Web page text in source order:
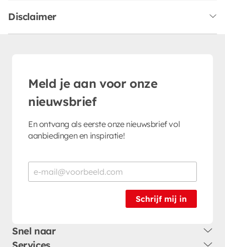
Disclaimer
Meld je aan voor onze
nieuwsbrief
En ontvang als eerste onze nieuwsbrief vol
aanbiedingen en inspiratie!
Schrijf mij in
Snel naar